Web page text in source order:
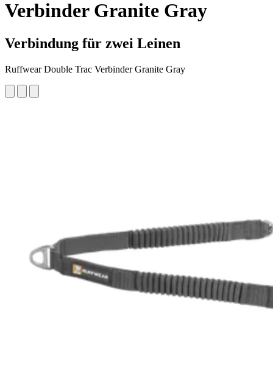
Verbinder Granite Gray
Verbindung für zwei Leinen
Ruffwear Double Trac Verbinder Granite Gray